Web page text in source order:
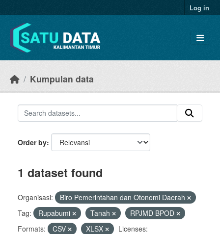
Log in
Kumpulan data
Order by
1 dataset found
Organisasi:
Biro Pemerintahan dan Otonomi Daerah
Tag:
Rupabumi Tanah
RPJMD BPOD
Formats:
CSV XLSX
Licenses: